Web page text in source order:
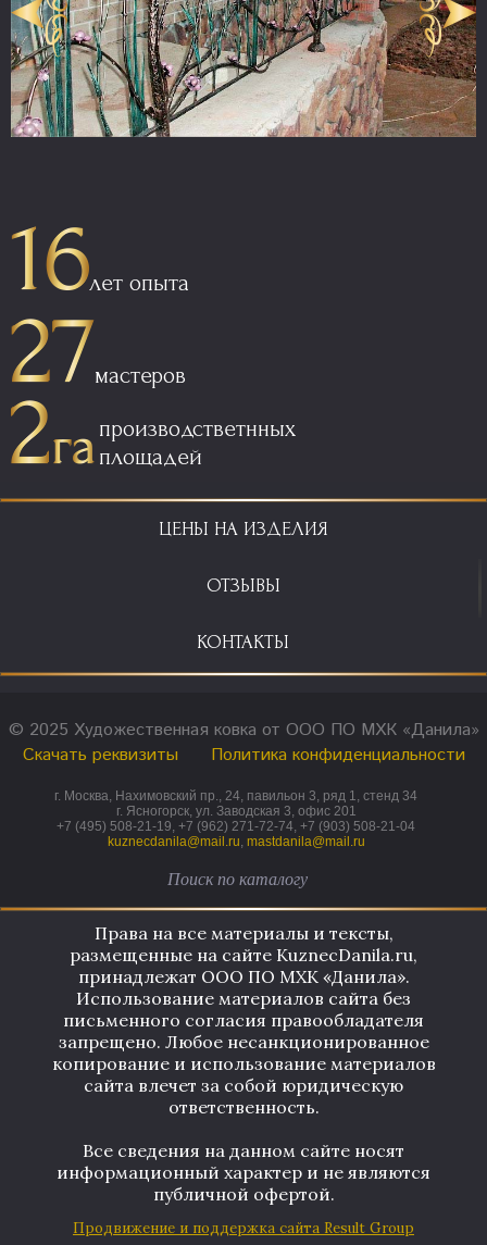
лет опыта
мастеров
производстветнных
площадей
ЦЕНЫ НА ИЗДЕЛИЯ
ОТЗЫВЫ
КОНТАКТЫ
© 2025 Художественная ковка от ООО ПО МХК «Данила»
Скачать реквизиты
Политика конфиденциальности
г. Москва, Нахимовский пр., 24, павильон 3, ряд 1, стенд 34
г. Ясногорск, ул. Заводская 3, офис 201
+7 (495) 508-21-19, +7 (962) 271-72-74, +7 (903) 508-21-04
kuznecdanila@mail.ru, mastdanila@mail.ru
Права на все материалы и тексты,
размещенные на сайте KuznecDanila.ru,
принадлежат ООО ПО МХК «Данила».
Использование материалов сайта без
письменного согласия правообладателя
запрещено. Любое несанкционированное
копирование и использование материалов
сайта влечет за собой юридическую
ответственность.
Все сведения на данном сайте носят
информационный характер и не являются
публичной офертой.
Продвижение и поддержка сайта Result Group